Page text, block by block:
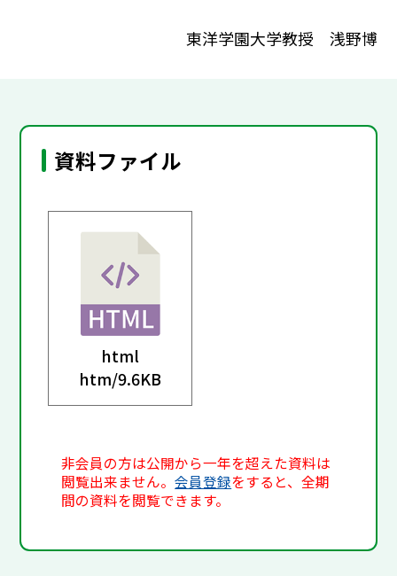
東洋学園大学教授 浅野博
資料ファイル
html
htm/9.6KB
非会員の方は公開から一年を超えた資料は
閲覧出来ません。会員登録をすると、全期
間の資料を閲覧できます。